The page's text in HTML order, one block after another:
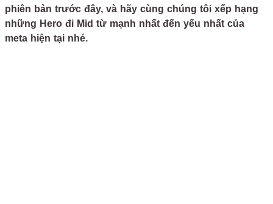
phiên bản trước đây, và hãy cùng chúng tôi xếp hạng
những Hero đi Mid từ mạnh nhất đến yếu nhất của
meta hiện tại nhé.